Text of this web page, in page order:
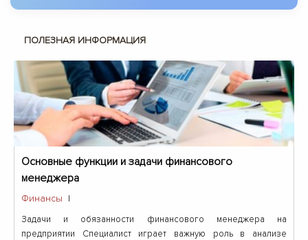
ПОЛЕЗНАЯ ИНФОРМАЦИЯ
Основные функции и задачи финансового
менеджера
Финансы |
Задачи и обязанности финансового менеджера на
предприятии Специалист играет важную роль в анализе